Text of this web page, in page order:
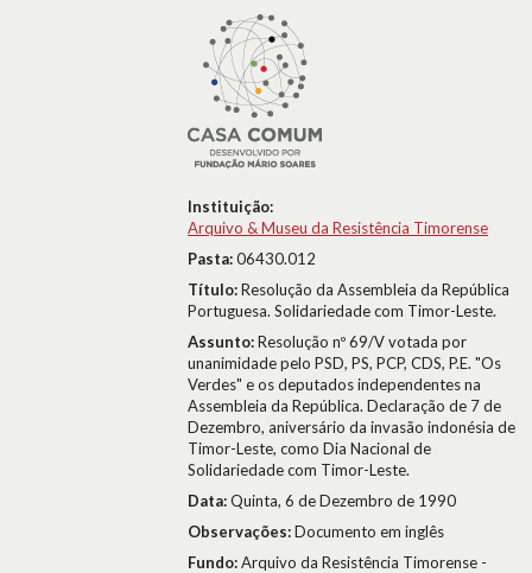
Instituição:
Arquivo & Museu da Resistência Timorense
Pasta:06430.012
Título:Resolução da Assembleia da República
Portuguesa. Solidariedade com Timor-Leste.
Assunto:Resolução nº 69/V votada por
unanimidade pelo PSD, PS, PCP, CDS, P.E. "Os
Verdes" e os deputados independentes na
Assembleia da República. Declaração de 7 de
Dezembro, aniversário da invasão indonésia de
Timor-Leste, como Dia Nacional de
Solidariedade com Timor-Leste.
Data:Quinta, 6 de Dezembro de 1990
Observações:Documento em inglês
Fundo:Arquivo da Resistência Timorense -